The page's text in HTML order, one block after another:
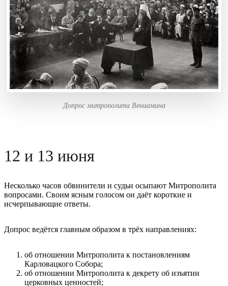
Допрос митрополита Вениамина
12 и 13 июня
Несколько часов обвинители и судьи осыпают Митрополита
вопросами. Своим ясным голосом он даёт короткие и
исчерпывающие ответы.
Допрос ведётся главным образом в трёх направлениях:
об отношении Митрополита к постановлениям
Карловацкого Собора;
об отношении Митрополита к декрету об изъятии
церковных ценностей;